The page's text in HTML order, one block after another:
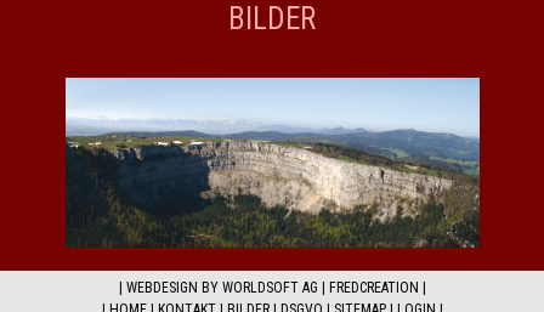
BILDER
WEBDESIGN BY WORLDSOFT AG FREDCREATION